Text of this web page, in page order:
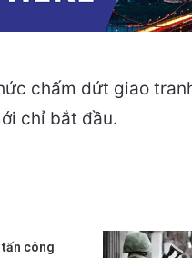
chấm dứt giao
chỉ bắt đầu.
tấn công